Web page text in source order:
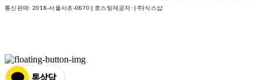
통신판매: 2018-서울서초-0870 | 호스팅제공자: (주)식스샵